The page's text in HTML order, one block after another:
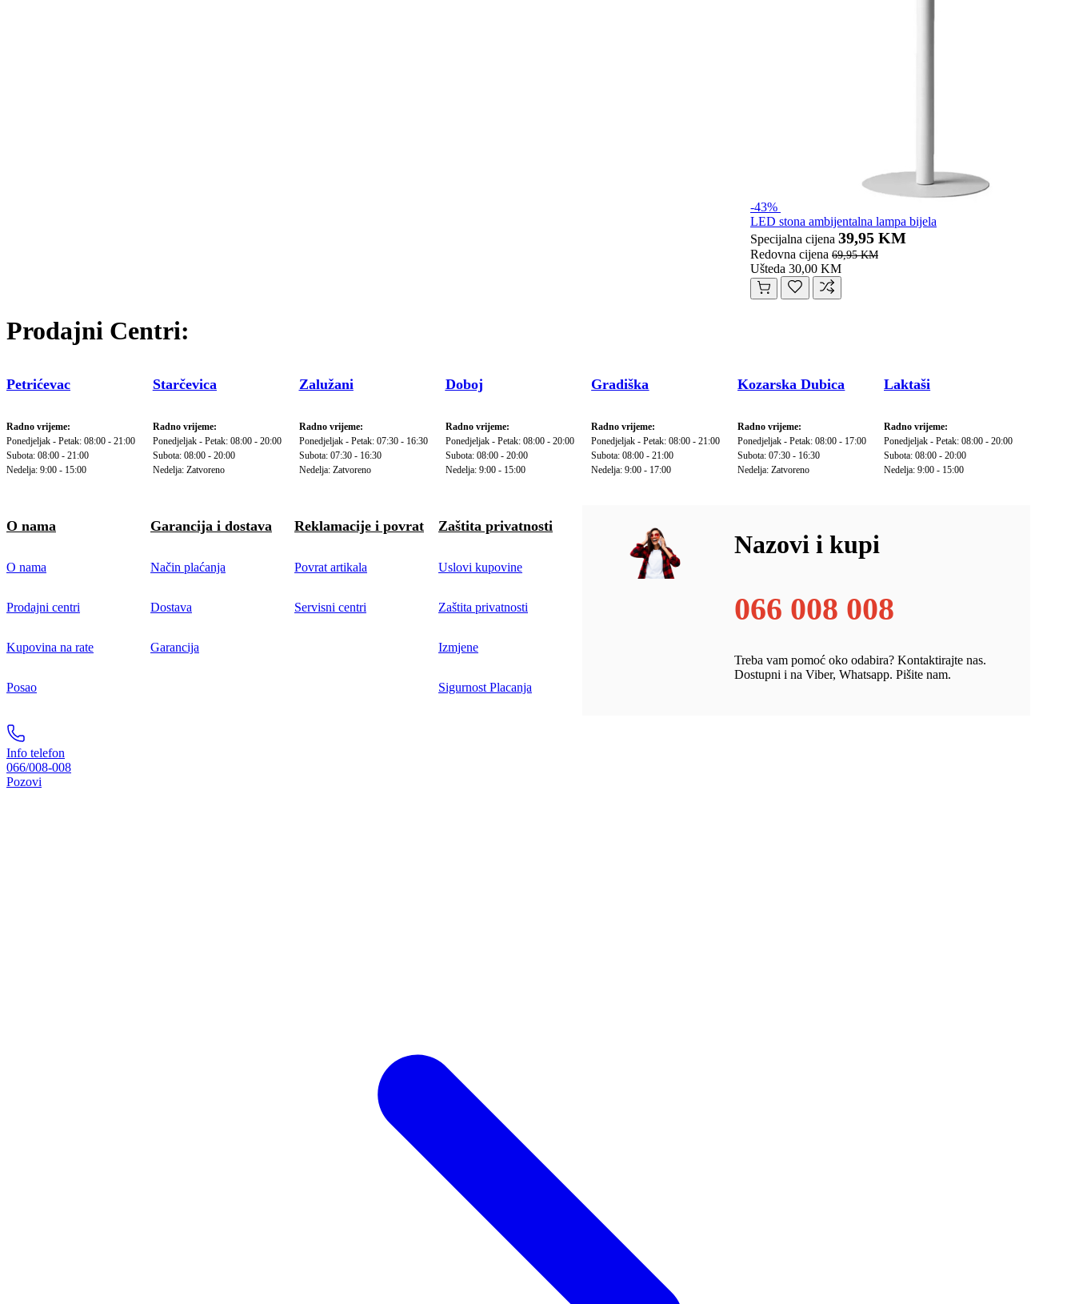
-43%
LED stona ambijentalna lampa bijela
Specijalna cijena 39,95 KM
Redovna cijena 69,95 KM
Ušteda 30,00 KM
Prodajni Centri:
Petrićevac
Radno vrijeme:
Ponedjeljak - Petak: 08:00 - 21:00
Subota: 08:00 - 21:00
Nedelja: 9:00 - 15:00
Starčevica
Radno vrijeme:
Ponedjeljak - Petak: 08:00 - 20:00
Subota: 08:00 - 20:00
Nedelja: Zatvoreno
Zalužani
Radno vrijeme:
Ponedjeljak - Petak: 07:30 - 16:30
Subota: 07:30 - 16:30
Nedelja: Zatvoreno
Doboj
Radno vrijeme:
Ponedjeljak - Petak: 08:00 - 20:00
Subota: 08:00 - 20:00
Nedelja: 9:00 - 15:00
Gradiška
Radno vrijeme:
Ponedjeljak - Petak: 08:00 - 21:00
Subota: 08:00 - 21:00
Nedelja: 9:00 - 17:00
Kozarska Dubica
Radno vrijeme:
Ponedjeljak - Petak: 08:00 - 17:00
Subota: 07:30 - 16:30
Nedelja: Zatvoreno
Laktaši
Radno vrijeme:
Ponedjeljak - Petak: 08:00 - 20:00
Subota: 08:00 - 20:00
Nedelja: 9:00 - 15:00
O nama
O nama
Prodajni centri
Kupovina na rate
Posao
Garancija i dostava
Način plaćanja
Dostava
Garancija
Reklamacije i povrat
Povrat artikala
Servisni centri
Zaštita privatnosti
Uslovi kupovine
Zaštita privatnosti
Izmjene
Sigurnost Placanja
Nazovi i kupi
066 008 008
Treba vam pomoć oko odabira? Kontaktirajte nas.
Dostupni i na Viber, Whatsapp. Pišite nam.
Info telefon
066/008-008
Pozovi